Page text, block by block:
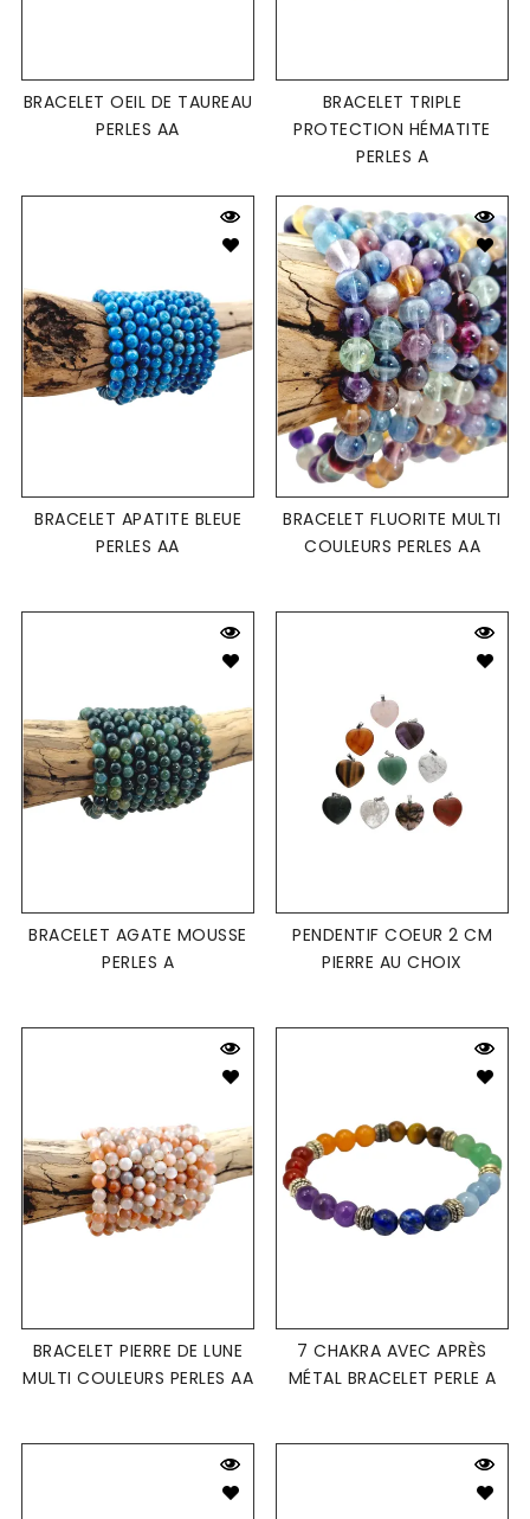
BRACELET OEIL DE TAUREAU
PERLES AA
BRACELET TRIPLE
PROTECTION HÉMATITE
PERLES A
BRACELET APATITE BLEUE
PERLES AA
BRACELET FLUORITE MULTI
COULEURS PERLES AA
BRACELET AGATE MOUSSE
PERLES A
PENDENTIF COEUR 2 CM
PIERRE AU CHOIX
BRACELET PIERRE DE LUNE
MULTI COULEURS PERLES AA
7 CHAKRA AVEC APRÈS
MÉTAL BRACELET PERLE A